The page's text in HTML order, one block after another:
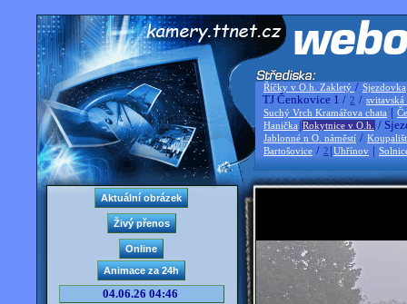
Říčky v O.h. Zakletý / Sjezdovka
TJ Čenkovice 1 / 2 / svitavská
Suchý Vrch Kramářova chata |
Hanička |Rokytnice v O.h. /
Jablonné n O. náměstí /
Bartošovice / 2 |Uhřínov |
04.06.26 04:46